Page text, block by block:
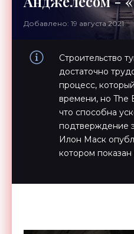
Добавлено: 19 августа 2021
Строительство
достаточно
процесс,
времени, но The
что способна
подтверждение
Илон Маск
котором